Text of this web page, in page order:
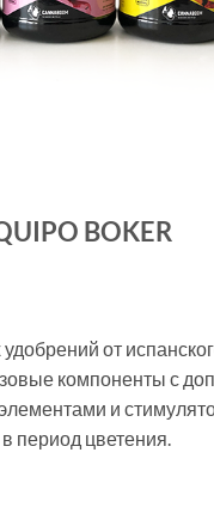
BOKER
от
компоненты с
и
период цветения.